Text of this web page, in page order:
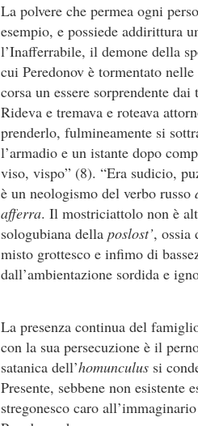
La polvere che permea ogni
esempio, e possiede addirittura
l’Inafferrabile, il demone della
cui Peredonov è tormentato
corsa un essere sorprendente
Rideva e tremava e roteava
prenderlo, fulmineamente si
l’armadio e un istante dopo
viso, vispo” (8). “Era sudicio,
è un neologismo del verbo russo
afferra. Il mostriciattolo non è
sologubiana della poslost’, ossia
misto grottesco e infimo di
dall’ambientazione sordida e
La presenza continua del
con la sua persecuzione è il
satanica dell’homunculus si
Presente, sebbene non esistente
stregonesco caro